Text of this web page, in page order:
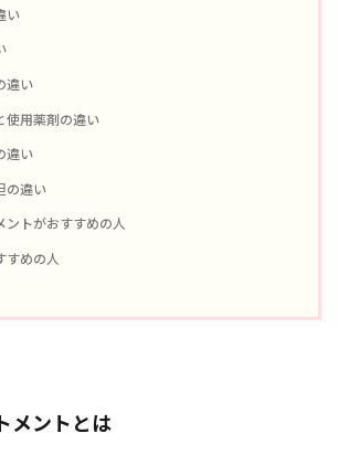
い
違い
使用薬剤の違い
違い
の違い
ントがおすすめの人
すめの人
メントとは
カラーの違い
ブリーチオンカラー
30代からの美容室
ノンジアミン
ド
トレート
スロウカラー
40代からの美容室
ント
酸性ストレート
髪質改善